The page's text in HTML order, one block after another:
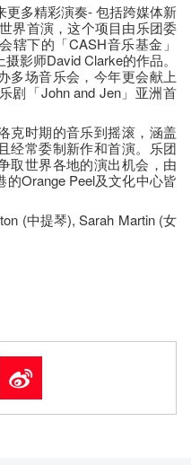
更多精彩演奏- 包括跨媒体新
界首演，这个项目由乐团委
辖下的「CASH音乐基金」
影师David Clarke的作品。
多场音乐会，今年更会献上
剧「John and Jen」亚洲首
克时期的音乐到摇滚，涵盖
经常委制新作和首演。乐团
取世界各地的演出机会，由
Orange Peel及文化中心皆
(中提琴), Sarah Martin (女